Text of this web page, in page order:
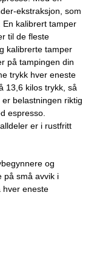
ekstraksjon, som
En kalibrert tamper
til de fleste
kalibrerte tamper
på tampingen din
trykk hver eneste
13,6 kilos trykk, så
belastningen riktig
espresso.
er i rustfritt
og
på små avvik i
hver eneste